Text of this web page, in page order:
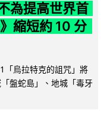
為提高世界首
縮短約 10 分
「烏拉特克的詛咒」將
盤蛇島」、地城「毒牙